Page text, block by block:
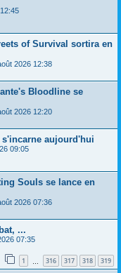
of Survival sortira en
2026 12:38
Bloodline se
2026 12:20
s'incarne aujourd'hui
09:05
Souls se lance en
2026 07:36
...
07:35
1 316 317 318 319